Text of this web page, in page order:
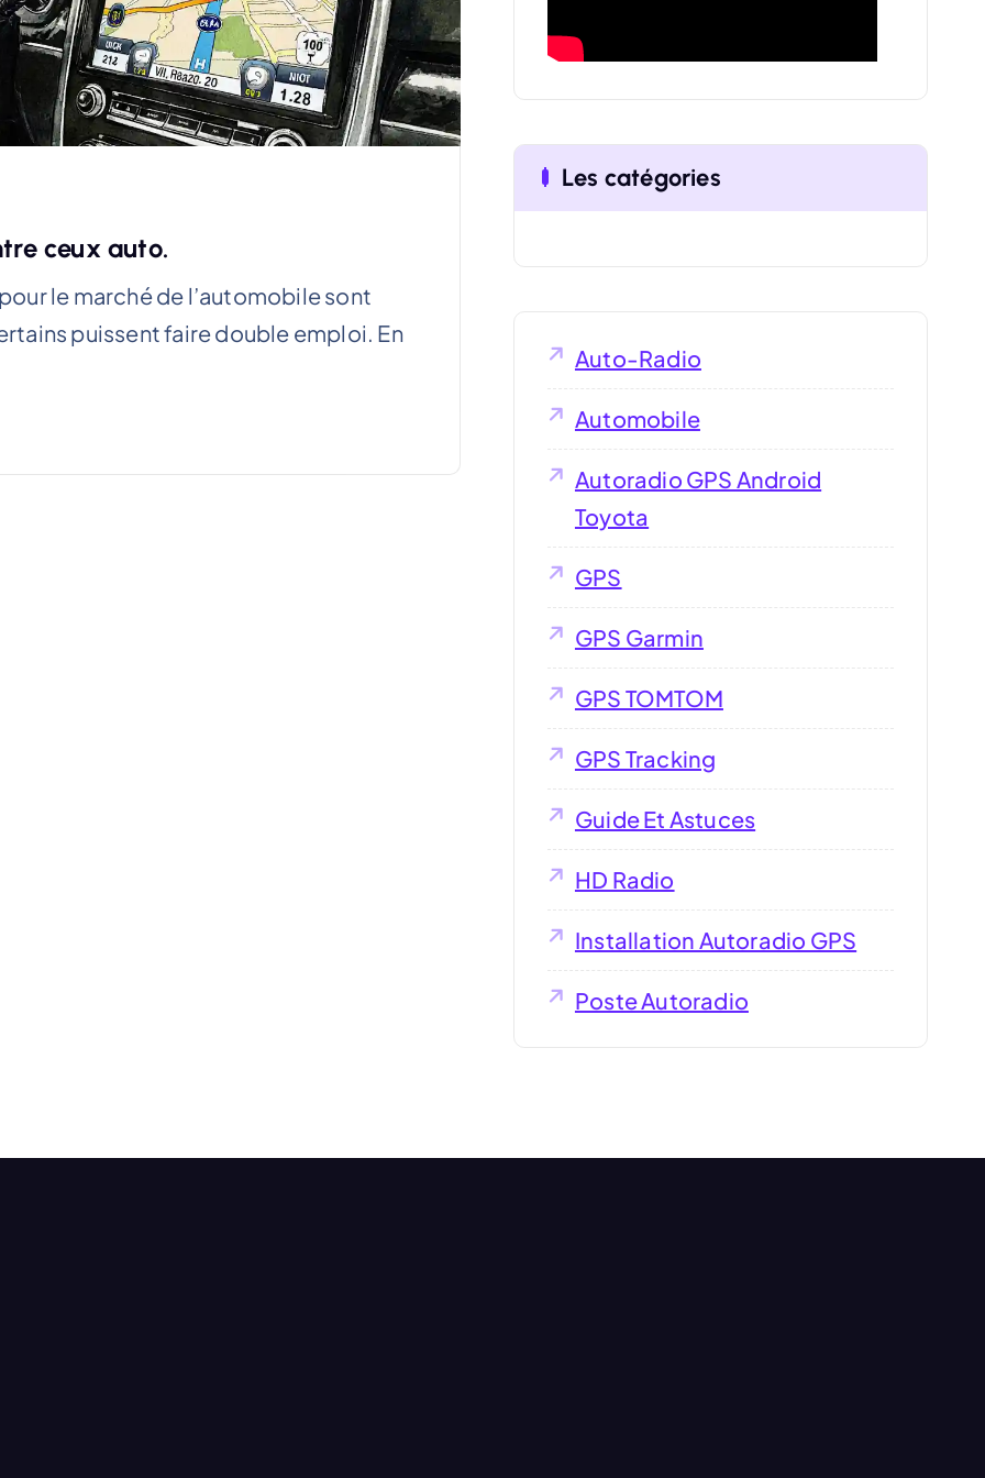
ceux auto.
le marché de l’automobile sont
puissent faire double emploi. En
:
Les catégories
Auto-Radio
Automobile
Autoradio GPS Android
Toyota
GPS
GPS Garmin
GPS TOMTOM
GPS Tracking
Guide Et Astuces
HD Radio
Installation Autoradio GPS
Poste Autoradio